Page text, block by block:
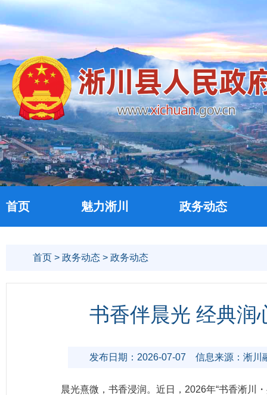
首页 魅力淅川 政务动态
首页 > 政务动态 > 政务动态
书香伴晨光 经典
发布日期：2026-07-07 信息来源：淅川
晨光熹微，书香浸润。近日，2026年“书香淅川